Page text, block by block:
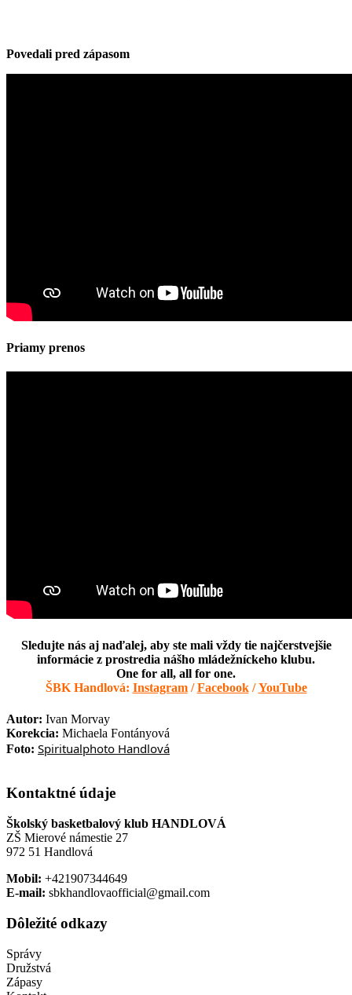
Povedali pred zápasom
Priamy prenos
Sledujte nás aj naďalej, aby ste mali vždy tie najčerstvejšie
informácie z prostredia nášho mládežníckeho klubu.
One for all, all for one.
ŠBK Handlová: Instagram/Facebook/YouTube
Autor: Ivan Morvay
Korekcia: Michaela Fontányová
Foto: Spiritualphoto Handlová
Kontaktné údaje
Školský basketbalový klub HANDLOVÁ
ZŠ Mierové námestie 27
972 51 Handlová
Mobil: +421907344649
E-mail: sbkhandlovaofficial@gmail.com
Dôležité odkazy
Správy
Družstvá
Zápasy